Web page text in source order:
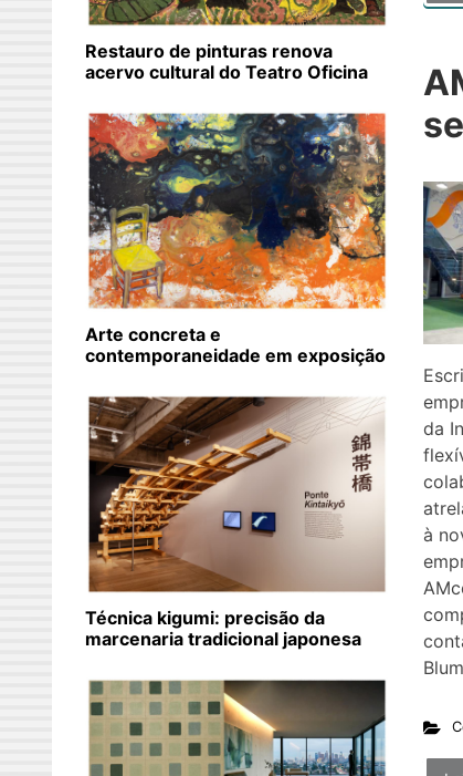
da
à
Restauro de pinturas renova
acervo cultural do Teatro Oficina
Arte concreta e
contemporaneidade em exposição
Técnica kigumi: precisão da
marcenaria tradicional japonesa